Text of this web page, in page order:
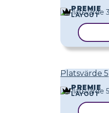
PREMIE
LAYOUT
Platsvärde 5
PREMIE
LAYOUT